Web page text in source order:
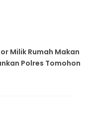
Milik Rumah Makan
Polres Tomohon